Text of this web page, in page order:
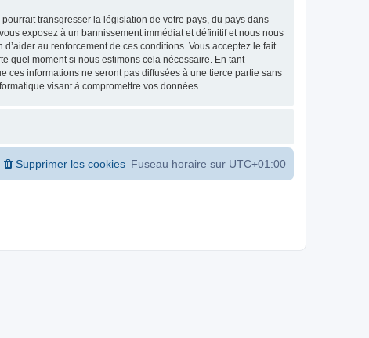
transgresser la législation de votre pays, du pays dans
exposez à un bannissement immédiat et définitif et nous nous
au renforcement de ces conditions. Vous acceptez le fait
quel moment si nous estimons cela nécessaire. En tant
ces informations ne seront pas diffusées à une tierce partie sans
visant à compromettre vos données.
Fuseau horaire sur UTC+01:00
Supprimer les cookies